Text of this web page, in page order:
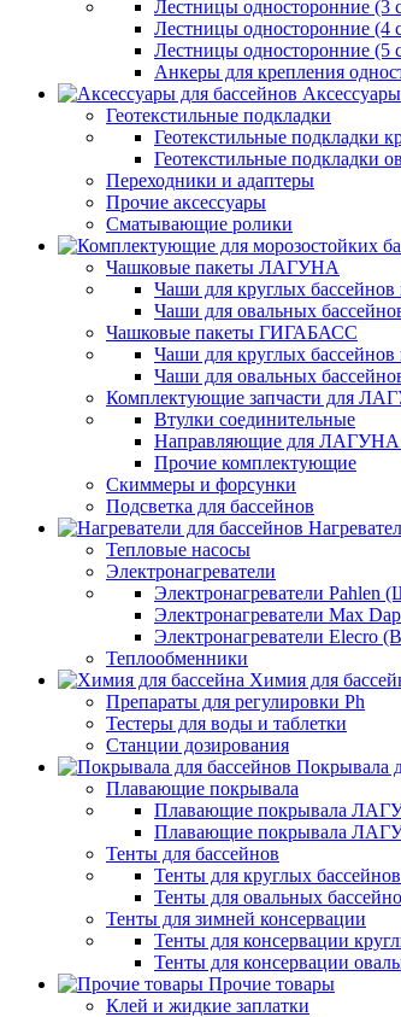
Лестницы односторонние (3
Лестницы односторонние (4
Лестницы односторонние (5
Анкеры для крепления
Геотекстильные подкладки
Геотекстильные подкладки
Геотекстильные подкладки
Переходники и адаптеры
Прочие аксессуары
Сматывающие ролики
Чашковые пакеты ЛАГУНА
Чаши для круглых
Чаши для овальных
Чашковые пакеты ГИГАБАСС
Чаши для круглых
Чаши для овальных
Комплектующие запчасти для
Втулки соединительные
Направляющие для
Прочие комплектующие
Скиммеры и форсунки
Подсветка для бассейнов
Тепловые насосы
Электронагреватели
Электронагреватели Pahlen
Электронагреватели Max
Электронагреватели Elecro
Теплообменники
Химия для
Препараты для регулировки Ph
Тестеры для воды и таблетки
Станции дозирования
Покрывала
Плавающие покрывала
Плавающие покрывала
Плавающие покрывала
Тенты для бассейнов
Тенты для круглых
Тенты для овальных
Тенты для зимней консервации
Тенты для консервации
Тенты для консервации
Прочие товары
Клей и жидкие заплатки